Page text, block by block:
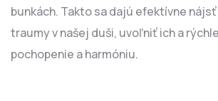
bunkách. Takto sa dajú efektívne
traumy v našej duši, uvoľniť ich a
pochopenie a harmóniu.